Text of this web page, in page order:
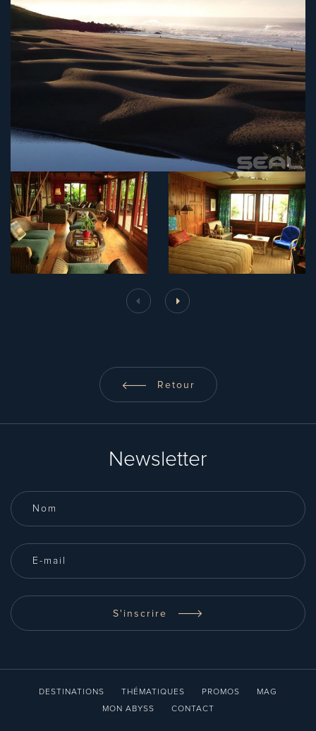
Retour
Newsletter
S'inscrire
DESTINATIONS THÉMATIQUES PROMOS
MAG
MON ABYSS
CONTACT